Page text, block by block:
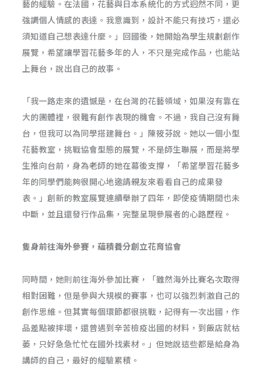
藝的經驗。在法國，花藝與日本系統化的方式迥然不同，更
強調個人情感的表達。我意識到，設計不能只有技巧，還必
須知道自己想表達什麼。」回國後，她開始為學生規劃創作
展覽，希望讓學習花藝多年的人，不只是完成作品，也能站
上舞台，說出自己的故事。
「我一路走來的遺憾是，在台灣的花藝領域，如果沒有靠在
大的團體裡，很難有創作表現的機會。不過，我自己沒有舞
台，但我可以為同學搭建舞台。」陳筱芬說。她以一個小型
花藝教室，挑戰協會型態的展覽，不是師生聯展，而是將學
生推向台前，身為老師的她在幕後支撐，「希望學習花藝多
年的同學們能夠很開心地邀請親友來看看自己的成果發
表。」創新的教室展覽連續舉辦了四年，即使疫情期間也未
中斷，並且還發行作品集，完整呈現參展者的心路歷程。
隻身前往海外參賽，蘊積養分創立花育協會
同時間，她則前往海外參加比賽，「雖然海外比賽名次取得
相對困難，但是參與大規模的賽事，也可以強烈刺激自己的
創作思維。但其實每個環節都很挑戰，記得有一次出國，作
品差點被摔壞，還曾遇到辛苦檢疫出國的材料，到飯店就枯
萎，只好急急忙忙在國外找素材。」但她說這些都是給身為
講師的自己，最好的經驗累積。